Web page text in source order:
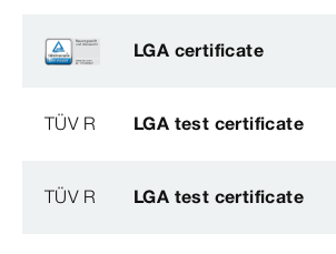
LGA certificate
TÜV R LGA test certificate
TÜV R LGA test certificate